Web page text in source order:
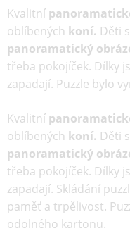
Kvalitní
oblíbených koní. Děti
panoramatický
třeba pokojíček. Dílky
zapadají. Puzzle bylo
Kvalitní
oblíbených koní. Děti
panoramatický
třeba pokojíček. Dílky
zapadají. Skládání
paměť a trpělivost.
odolného kartonu.